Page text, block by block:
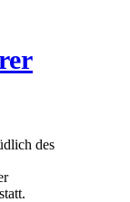
des